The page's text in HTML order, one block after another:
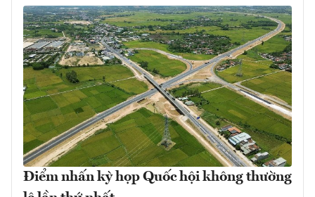
Điểm nhấn kỳ họp Quốc hội không thường